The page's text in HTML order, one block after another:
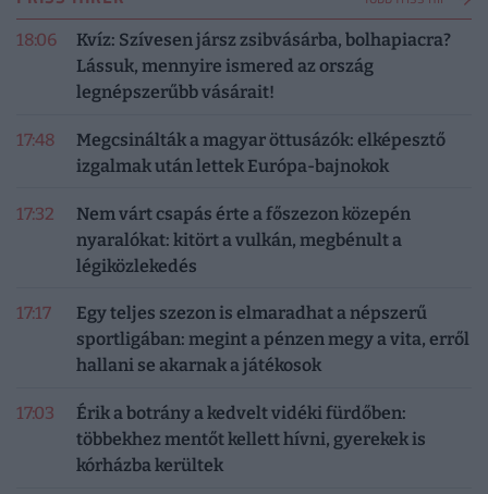
18:06
Kvíz: Szívesen jársz zsibvásárba, bolhapiacra?
Lássuk, mennyire ismered az ország
legnépszerűbb vásárait!
17:48
Megcsinálták a magyar öttusázók: elképesztő
izgalmak után lettek Európa-bajnokok
17:32
Nem várt csapás érte a főszezon közepén
nyaralókat: kitört a vulkán, megbénult a
légiközlekedés
17:17
Egy teljes szezon is elmaradhat a népszerű
sportligában: megint a pénzen megy a vita, erről
hallani se akarnak a játékosok
17:03
Érik a botrány a kedvelt vidéki fürdőben:
többekhez mentőt kellett hívni, gyerekek is
kórházba kerültek